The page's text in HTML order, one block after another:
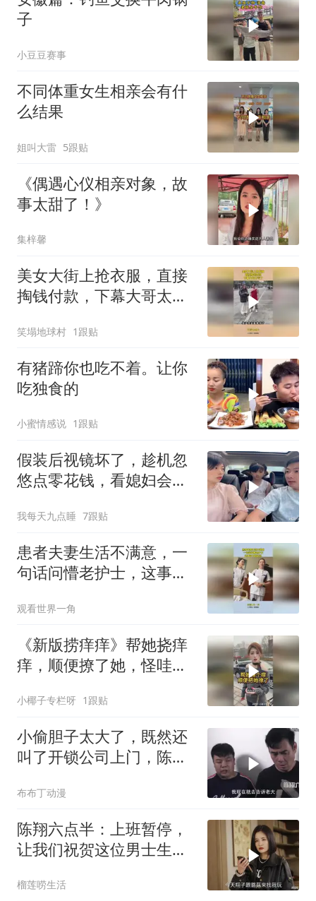
子
小豆豆赛事
不同体重女生相亲会有什
么结果
姐叫大雷 5跟贴
《偶遇心仪相亲对象，故
事太甜了！》
集梓馨
美女大街上抢衣服，直接
掏钱付款，下幕大哥太亏
笑塌地球村 1跟贴
有猪蹄你也吃不着。让你
吃独食的
小蜜情感说 1跟贴
假装后视镜坏了，趁机忽
悠点零花钱，看媳妇会不
我每天九点睡 7跟贴
患者夫妻生活不满意，一
句话问懵老护士，这事可
观看世界一角
《新版捞痒痒》帮她挠痒
痒，顺便撩了她，怪哇
小椰子专栏呀 1跟贴
小偷胆子太大了，既然还
叫了开锁公司上门，陈翔
布布丁动漫
陈翔六点半：上班暂停，
让我们祝贺这位男士生日
榴莲唠生活